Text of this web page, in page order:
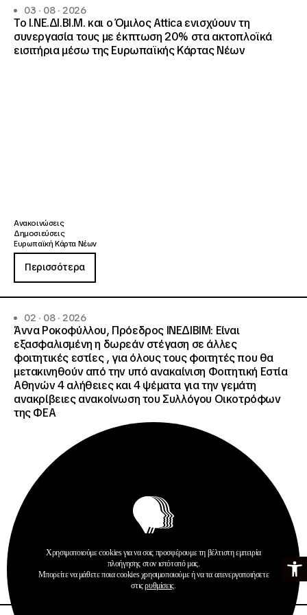
Ανοίξτε
03 · 08 · 2026
Το Ι.ΝΕ.ΔΙ.ΒΙ.Μ. και o Όμιλος Attica ενισχύουν τη
συνεργασία τους με έκπτωση 20% στα ακτοπλοϊκά
εισιτήρια μέσω της Ευρωπαϊκής Κάρτας Νέων
Ανακοινώσεις
Δημοσιεύσεις
Ευρωπαϊκή Κάρτα Νέων
Περισσότερα
02 · 08 · 2026
Άννα Ροκοφύλλου, Πρόεδρος ΙΝΕΔΙΒΙΜ: Είναι
εξασφαλισμένη η δωρεάν στέγαση σε άλλες
φοιτητικές εστίες , για όλους τους φοιτητές που θα
μετακινηθούν από την υπό ανακαίνιση Φοιτητική Εστία
Αθηνών 4 αλήθειες και 4 ψέματα για την γεμάτη
ανακρίβειες ανακοίνωση του Συλλόγου Οικοτρόφων
της ΦΕΑ
Δημοσιεύσεις
Περισσότερα
Χρησιμοποιούμε cookies για να σας προσφέρουμε τη βέλτιστη εμπειρία
πλοήγησης στον ιστότοπό μας.
Μπορείτε να μάθετε ποια cookies χρησιμοποιούμε ή να τα απενεργοποιήσετε
στιςρυθμίσεις.